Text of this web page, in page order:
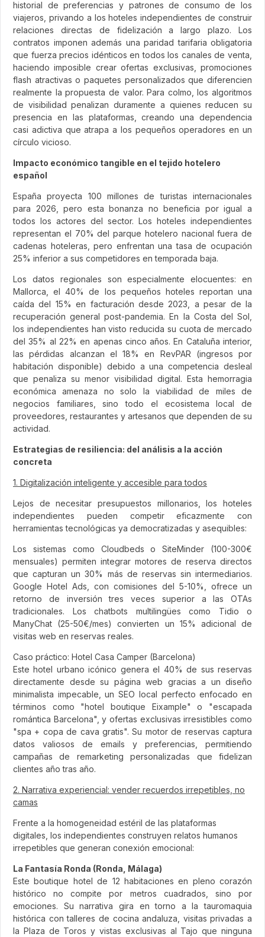
historial de preferencias y patrones de consumo de los
viajeros, privando a los hoteles independientes de construir
relaciones directas de fidelización a largo plazo. Los
contratos imponen además una paridad tarifaria obligatoria
que fuerza precios idénticos en todos los canales de venta,
haciendo imposible crear ofertas exclusivas, promociones
flash atractivas o paquetes personalizados que diferencien
realmente la propuesta de valor. Para colmo, los algoritmos
de visibilidad penalizan duramente a quienes reducen su
presencia en las plataformas, creando una dependencia
casi adictiva que atrapa a los pequeños operadores en un
círculo vicioso.
Impacto económico tangible en el tejido hotelero
español
España proyecta 100 millones de turistas internacionales
para 2026, pero esta bonanza no beneficia por igual a
todos los actores del sector. Los hoteles independientes
representan el 70% del parque hotelero nacional fuera de
cadenas hoteleras, pero enfrentan una tasa de ocupación
25% inferior a sus competidores en temporada baja.
Los datos regionales son especialmente elocuentes: en
Mallorca, el 40% de los pequeños hoteles reportan una
caída del 15% en facturación desde 2023, a pesar de la
recuperación general post-pandemia. En la Costa del Sol,
los independientes han visto reducida su cuota de mercado
del 35% al 22% en apenas cinco años. En Cataluña interior,
las pérdidas alcanzan el 18% en RevPAR (ingresos por
habitación disponible) debido a una competencia desleal
que penaliza su menor visibilidad digital. Esta hemorragia
económica amenaza no solo la viabilidad de miles de
negocios familiares, sino todo el ecosistema local de
proveedores, restaurantes y artesanos que dependen de su
actividad.
Estrategias de resiliencia: del análisis a la acción
concreta
1. Digitalización inteligente y accesible para todos
Lejos de necesitar presupuestos millonarios, los hoteles
independientes pueden competir eficazmente con
herramientas tecnológicas ya democratizadas y asequibles:
Los sistemas como Cloudbeds o SiteMinder (100-300€
mensuales) permiten integrar motores de reserva directos
que capturan un 30% más de reservas sin intermediarios.
Google Hotel Ads, con comisiones del 5-10%, ofrece un
retorno de inversión tres veces superior a las OTAs
tradicionales. Los chatbots multilingües como Tidio o
ManyChat (25-50€/mes) convierten un 15% adicional de
visitas web en reservas reales.
Caso práctico: Hotel Casa Camper (Barcelona)
Este hotel urbano icónico genera el 40% de sus reservas
directamente desde su página web gracias a un diseño
minimalista impecable, un SEO local perfecto enfocado en
términos como "hotel boutique Eixample" o "escapada
romántica Barcelona", y ofertas exclusivas irresistibles como
"spa + copa de cava gratis". Su motor de reservas captura
datos valiosos de emails y preferencias, permitiendo
campañas de remarketing personalizadas que fidelizan
clientes año tras año.
2. Narrativa experiencial: vender recuerdos irrepetibles, no
camas
Frente a la homogeneidad estéril de las plataformas
digitales, los independientes construyen relatos humanos
irrepetibles que generan conexión emocional:
La Fantasía Ronda (Ronda, Málaga)
Este boutique hotel de 12 habitaciones en pleno corazón
histórico no compite por metros cuadrados, sino por
emociones. Su narrativa gira en torno a la tauromaquia
histórica con talleres de cocina andaluza, visitas privadas a
la Plaza de Toros y vistas exclusivas al Tajo que ninguna